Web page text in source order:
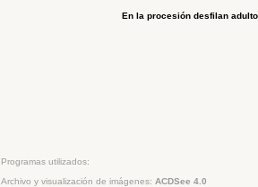
En la procesión desfilan
Programas utilizados:
Archivo y visualización de imágenes: ACDSee 4.0